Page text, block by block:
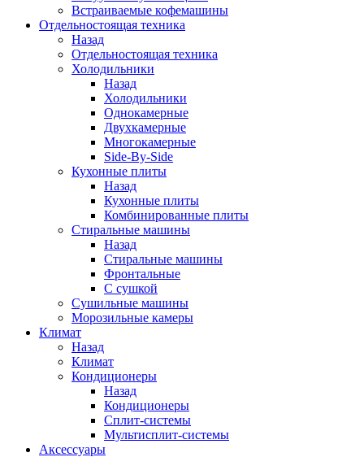
Встраиваемые кофемашины
Отдельностоящая техника
Назад
Отдельностоящая техника
Холодильники
Назад
Холодильники
Однокамерные
Двухкамерные
Многокамерные
Side-By-Side
Кухонные плиты
Назад
Кухонные плиты
Комбинированные плиты
Стиральные машины
Назад
Стиральные машины
Фронтальные
С сушкой
Сушильные машины
Морозильные камеры
Климат
Назад
Климат
Кондиционеры
Назад
Кондиционеры
Сплит-системы
Мультисплит-системы
Аксессуары